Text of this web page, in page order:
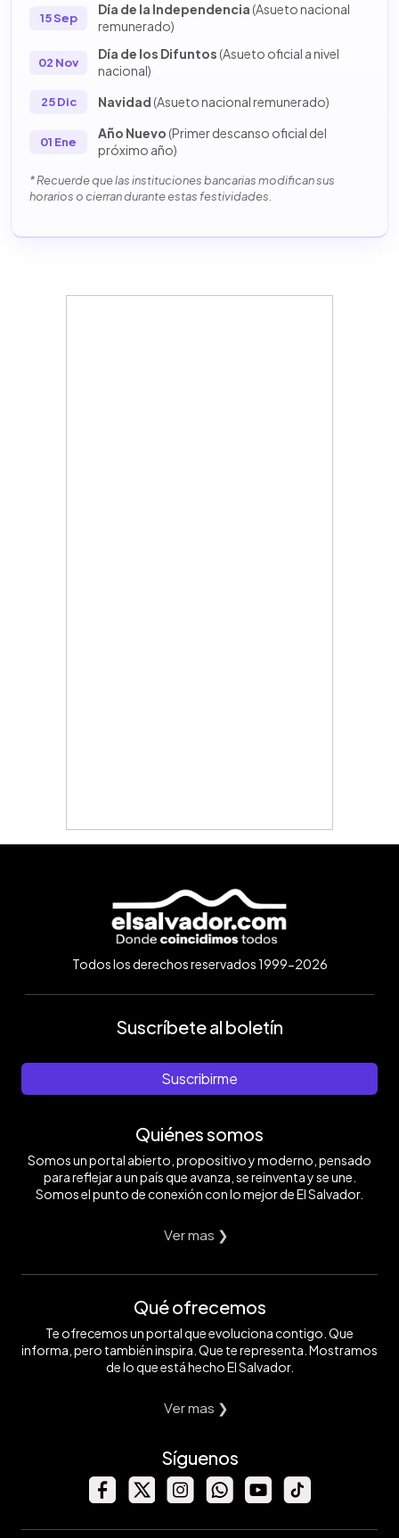
15 Sep
Día de la Independencia(Asueto nacional
remunerado)
02 Nov
Día de los Difuntos(Asueto oficial a nivel
nacional)
25 Dic Navidad(Asueto nacional remunerado)
01 Ene
Año Nuevo(Primer descanso oficial del
próximo año)
* Recuerde que las instituciones bancarias modifican sus
horarios o cierran durante estas festividades.
Todos los derechos reservados 1999-2026
Suscríbete al boletín
Suscribirme
Quiénes somos
Somos un portal abierto, propositivo y moderno, pensado
para reflejar a un país que avanza, se reinventa y se une.
Somos el punto de conexión con lo mejor de El Salvador.
Ver mas ❯
Qué ofrecemos
Te ofrecemos un portal que evoluciona contigo. Que
informa, pero también inspira. Que te representa. Mostramos
de lo que está hecho El Salvador.
Ver mas ❯
Síguenos